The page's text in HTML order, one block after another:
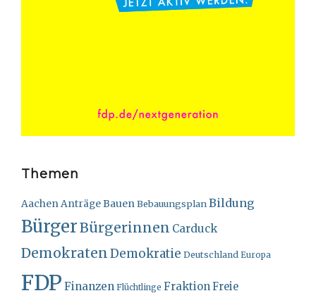
Themen
AachenAnträgeBauenBebauungsplanBildung
BürgerBürgerinnen Carduck
DemokratenDemokratie Deutschland Europa
FDP Finanzen Flüchtlinge FraktionFreie